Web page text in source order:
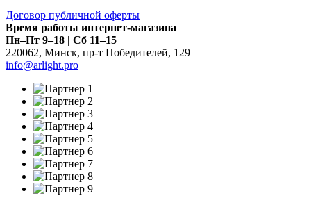
Договор публичной оферты
Время работы интернет-магазина
Пн–Пт 9–18 | Сб 11–15
220062, Минск, пр-т Победителей, 129
info@arlight.pro